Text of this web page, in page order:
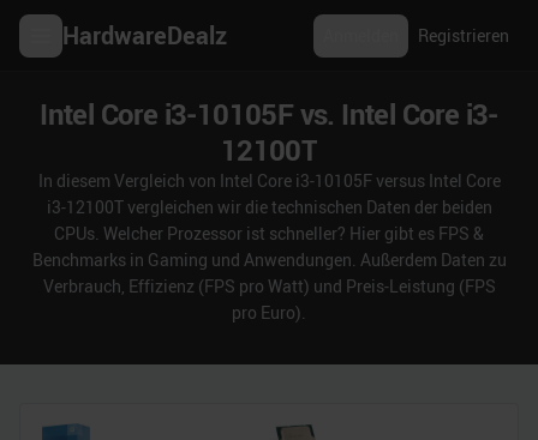
HardwareDealz Registrieren
Intel Core i3-10105F vs. Intel Core i3-
12100T
In diesem Vergleich von Intel Core i3-10105F versus Intel Core
i3-12100T vergleichen wir die technischen Daten der beiden
CPUs. Welcher Prozessor ist schneller? Hier gibt es FPS &
Benchmarks in Gaming und Anwendungen. Außerdem Daten zu
Verbrauch, Effizienz (FPS pro Watt) und Preis-Leistung (FPS
pro Euro).